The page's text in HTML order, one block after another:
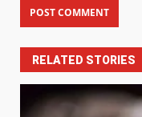
RELATED STORIES